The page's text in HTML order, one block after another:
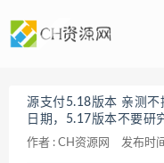
源支付5.18版本 亲测
日期，5.17版本不要研
作者 : CH资源网 发布时